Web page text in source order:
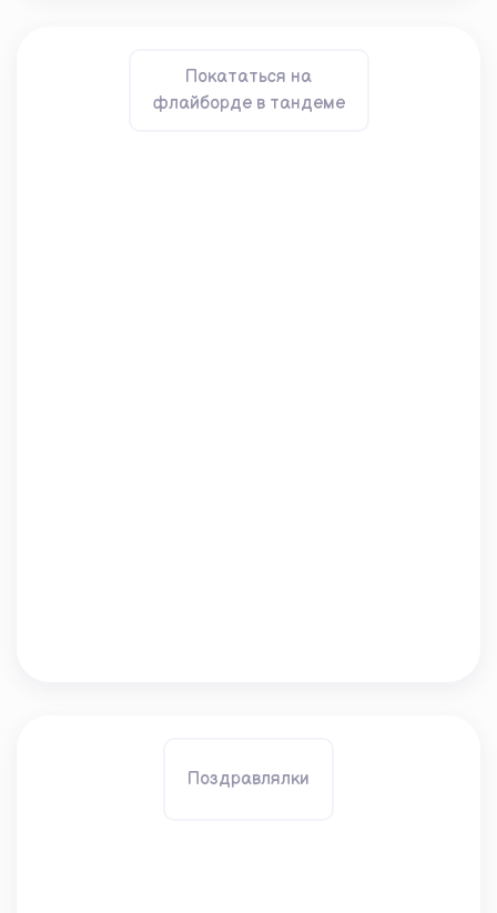
Покататься на
флайборде в тандеме
Поздравлялки